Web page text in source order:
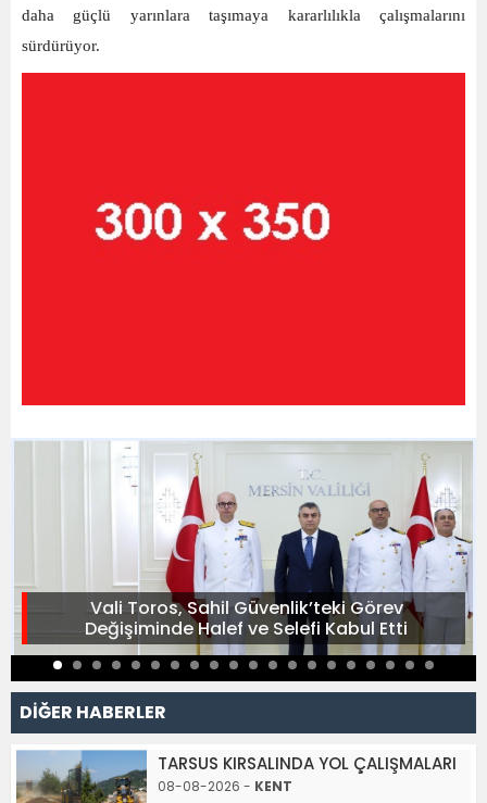
daha güçlü yarınlara taşımaya kararlılıkla çalışmalarını
sürdürüyor.
Vali Toros, Sahil Güvenlik’teki Görev
Değişiminde Halef ve Selefi Kabul Etti
DİĞER HABERLER
TARSUS KIRSALINDA YOL ÇALIŞMALARI
08-08-2026 - KENT